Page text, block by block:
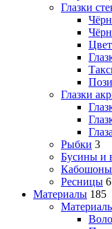
Глазки
Глазки
Рыбки 3
Бусины и
Кабошоны
Ресницы 6
Материалы 185